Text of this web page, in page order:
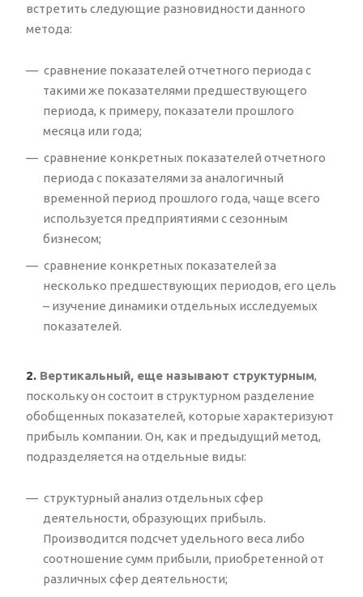
встретить следующие разновидности данного
метода:
сравнение показателей отчетного периода с
такими же показателями предшествующего
периода, к примеру, показатели прошлого
месяца или года;
сравнение конкретных показателей отчетного
периода с показателями за аналогичный
временной период прошлого года, чаще всего
используется предприятиями с сезонным
бизнесом;
сравнение конкретных показателей за
несколько предшествующих периодов, его цель
– изучение динамики отдельных исследуемых
показателей.
2. Вертикальный, еще называют структурным,
поскольку он состоит в структурном разделение
обобщенных показателей, которые характеризуют
прибыль компании. Он, как и предыдущий метод,
подразделяется на отдельные виды:
структурный анализ отдельных сфер
деятельности, образующих прибыль.
Производится подсчет удельного веса либо
соотношение сумм прибыли, приобретенной от
различных сфер деятельности;